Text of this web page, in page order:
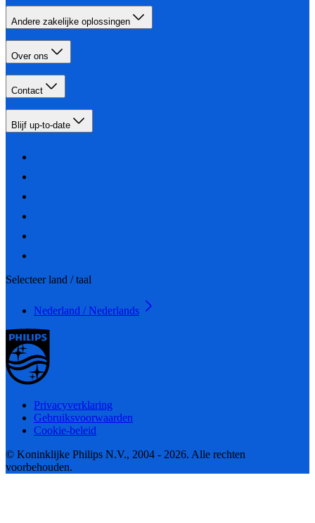
Andere zakelijke oplossingen
Over ons
Contact
Blijf up-to-date
Selecteer land / taal
Nederland / Nederlands
Privacyverklaring
Gebruiksvoorwaarden
Cookie-beleid
© Koninklijke Philips N.V., 2004 - 2026. Alle rechten
voorbehouden.